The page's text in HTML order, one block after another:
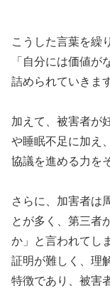
こうした言葉を繰
「自分には価値
詰められていきま
加えて、被害者が
や睡眠不足に加え
協議を進める力を
さらに、加害者は
とが多く、第三者
か」と言われてし
証明が難しく、理
特徴であり、被害